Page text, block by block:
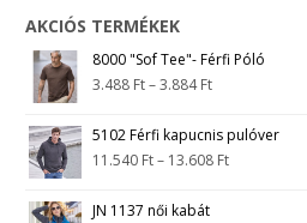
AKCIÓS TERMÉKEK
8000 "Sof Tee"- Férfi Póló
3.488 Ft–3.884Ft
5102 Férfi kapucnis pulóver
11.540 Ft– 13.608 Ft
JN 1137 női kabát